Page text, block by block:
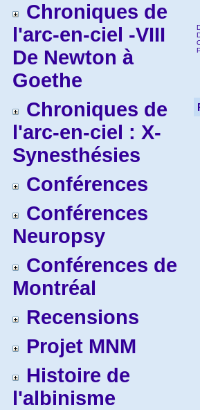
Chroniques de
l'arc-en-ciel -VIII
De Newton à
Goethe
Chroniques de
l'arc-en-ciel : X-
Synesthésies
Conférences
Conférences
Neuropsy
Conférences de
Montréal
Recensions
Projet MNM
Histoire de
l'albinisme